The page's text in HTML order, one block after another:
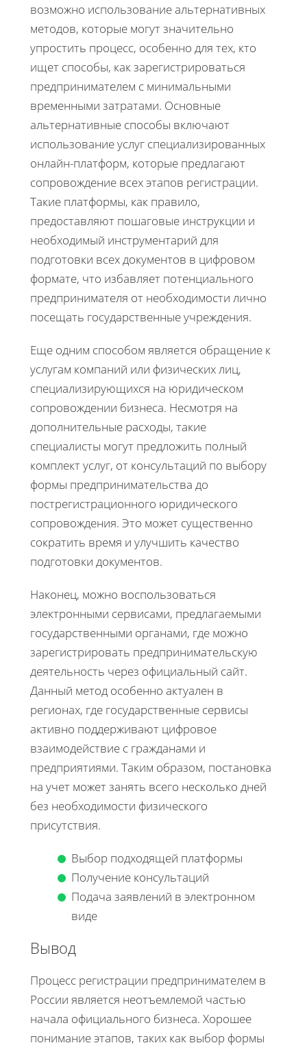
возможно использование альтернативных
методов, которые могут значительно
упростить процесс, особенно для тех, кто
ищет способы, как зарегистрироваться
предпринимателем с минимальными
временными затратами. Основные
альтернативные способы включают
использование услуг специализированных
онлайн-платформ, которые предлагают
сопровождение всех этапов регистрации.
Такие платформы, как правило,
предоставляют пошаговые инструкции и
необходимый инструментарий для
подготовки всех документов в цифровом
формате, что избавляет потенциального
предпринимателя от необходимости лично
посещать государственные учреждения.
Еще одним способом является обращение к
услугам компаний или физических лиц,
специализирующихся на юридическом
сопровождении бизнеса. Несмотря на
дополнительные расходы, такие
специалисты могут предложить полный
комплект услуг, от консультаций по выбору
формы предпринимательства до
пострегистрационного юридического
сопровождения. Это может существенно
сократить время и улучшить качество
подготовки документов.
Наконец, можно воспользоваться
электронными сервисами, предлагаемыми
государственными органами, где можно
зарегистрировать предпринимательскую
деятельность через официальный сайт.
Данный метод особенно актуален в
регионах, где государственные сервисы
активно поддерживают цифровое
взаимодействие с гражданами и
предприятиями. Таким образом, постановка
на учет может занять всего несколько дней
без необходимости физического
присутствия.
Выбор подходящей платформы
Получение консультаций
Подача заявлений в электронном
виде
Вывод
Процесс регистрации предпринимателем в
России является неотъемлемой частью
начала официального бизнеса. Хорошее
понимание этапов, таких как выбор формы